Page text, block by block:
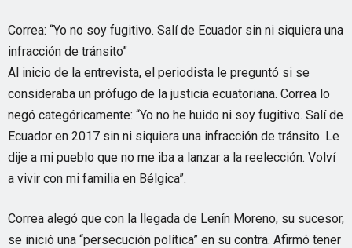
Correa: “Yo no soy fugitivo. Salí de Ecuador sin ni siquiera una
infracción de tránsito”
Al inicio de la entrevista, el periodista le preguntó si se
consideraba un prófugo de la justicia ecuatoriana. Correa lo
negó categóricamente: “Yo no he huido ni soy fugitivo. Salí de
Ecuador en 2017 sin ni siquiera una infracción de tránsito. Le
dije a mi pueblo que no me iba a lanzar a la reelección. Volví
a vivir con mi familia en Bélgica”.
Correa alegó que con la llegada de Lenín Moreno, su sucesor,
se inició una “persecución política” en su contra. Afirmó tener